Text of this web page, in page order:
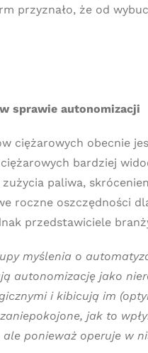
przyznało, że od
sprawie autonomizacji
ciężarowych obecnie
bardziej
paliwa,
roczne oszczędności
przedstawiciele
myślenia o
autonomizację jako
i kibicują im
jak to
ponieważ operuje w